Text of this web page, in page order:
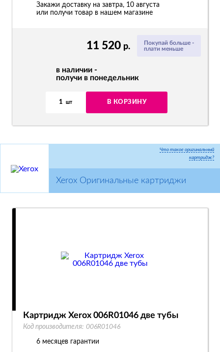
Покупай больше -
плати меньше
11 520 р.
в наличии -
получи в понедельник
1 шт В КОРЗИНУ
Закажи доставку на завтра, 10 августа
или получи товар в нашем магазине
Что такое оригинальный
картридж?
Xerox Оригинальные картриджи
Картридж Xerox 006R01046 две тубы
Код производителя: 006R01046
6 месяцев гарантии